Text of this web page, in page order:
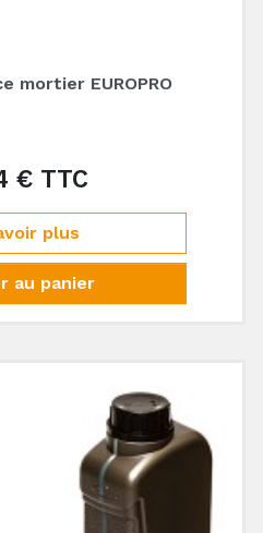
mortier EUROPRO
€ TTC
plus
au panier